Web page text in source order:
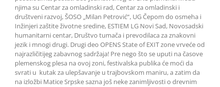
njima su Centar za omladinski rad, Centar za omladinski i
društveni razvoj, ŠOSO „Milan Petrović“, UG Čepom do osmeha i
Inžinjeri zaštite životne sredine, ESTIEM LG Novi Sad, Novosadski
humanitarni centar, Društvo tumača i prevodilaca za znakovni
jezik i mnogi drugi. Drugi deo OPENS State of EXIT zone vrveće od
najrazličitijeg zabavnog sadržaja! Pre nego što se uputi na časove
plemenskog plesa na ovoj zoni, festivalska publika će moći da
svrati u kutak za ulepšavanje u trajbovskom maniru, a zatim da
na izložbi Matice Srpske sazna još neke zanimljivosti o drevnim